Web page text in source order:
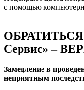
с помощью
ОБРАТИТЬСЯ
Сервис» –
Замедление в
неприятным